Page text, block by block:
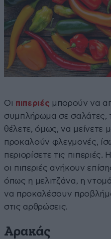
Οι πιπεριές μπορούν να
συμπλήρωμα σε σαλάτες,
θέλετε, όμως, να μείνετε
προκαλούν φλεγμονές,
περιορίσετε τις
οι πιπεριές ανήκουν
όπως η μελιτζάνα, η
να προκαλέσουν
στις αρθρώσεις.
Αρακάς